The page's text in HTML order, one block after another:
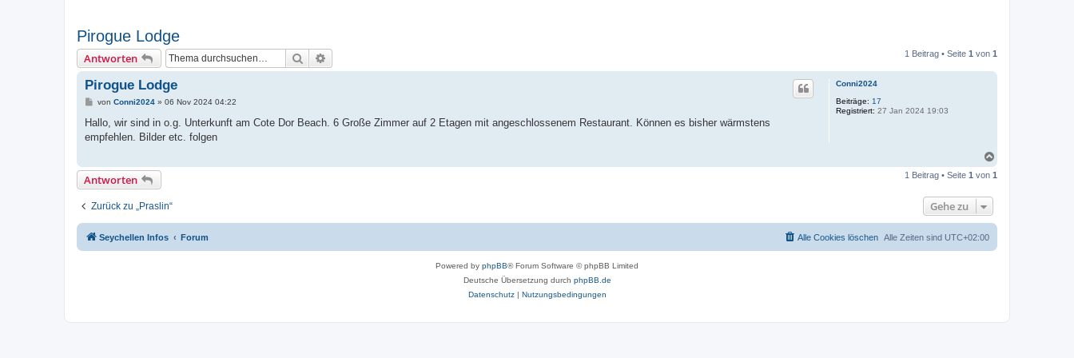
Pirogue Lodge
Antworten Suche 1 Beitrag • Seite 1 von 1
Conni2024
Beiträge: 17
Registriert: 27 Jan 2024 19:03
Pirogue Lodge
B
i
r
von Conni2024» 06 Nov 2024 04:22
Hallo, wir sind in o.g. Unterkunft am Cote Dor Beach. 6 Große Zimmer auf 2 Etagen mit angeschlossenem Restaurant. Können es bisher wärmstens
empfehlen. Bilder etc. folgen
c
Antworten 1 Beitrag • Seite 1 von 1
Zurück zu „Praslin“ Gehe zu
Seychellen Infos Forum Alle Zeiten sind UTC+02:00
Alle Cookies löschen
Powered by phpBB® Forum Software © phpBB Limited
Deutsche Übersetzung durch phpBB.de
Datenschutz| Nutzungsbedingungen